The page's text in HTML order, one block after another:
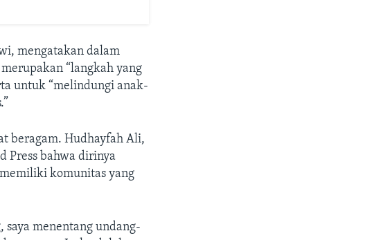
mengatakan dalam
“langkah yang
untuk “melindungi anak-
beragam. Hudhayfah Ali,
Press bahwa dirinya
komunitas yang
menentang undang-